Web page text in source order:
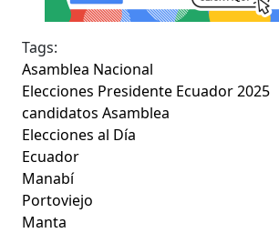
Tags:
Asamblea Nacional
Elecciones Presidente Ecuador 2025
candidatos Asamblea
Elecciones al Día
Ecuador
Manabí
Portoviejo
Manta